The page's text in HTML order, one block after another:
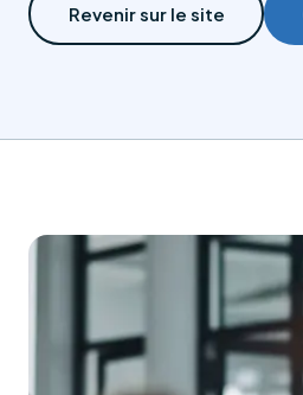
pilotage
énergétique
ombrières,
Revenir sur le site